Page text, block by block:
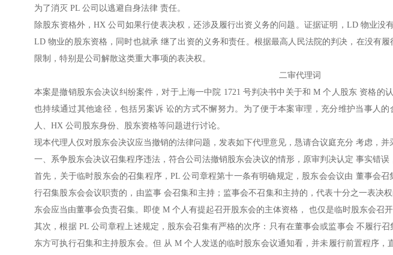
为了消灭 PL 公司以逃避自身法律 责任。
除股东资格外，HX 公司如果行使表决权，还涉及履行出资义务的问题。证据证明，LD 物业没
LD 物业的股东资格，同时也就承 继了出资的义务和责任。根据最高人民法院的判决，在没有
限制，特别是公司解散这类重大事项的表决权。
二审代理词
本案是撤销股东会决议纠纷案件，对于上海一中院 1721 号判决书中关于和 M 个人股东 资格的
也持续通过其他途径，包括另案诉 讼的方式不懈努力。为了便于本案审理，充分维护当事人
人、HX 公司股东身份、股东资格等问题进行讨论。
现本代理人仅对股东会决议应当撤销的法律问题，发表如下代理意见，恳请合议庭充分 考虑，并
一、系争股东会决议召集程序违法，符合公司法撤销股东会决议的情形，原审判决认定 事实错误
首先，关于临时股东会的召集程序，PL 公司章程第十一条有明确规定，股东会会议由 董事会
行召集股东会会议职责的，由监事 会召集和主持；监事会不召集和主持的，代表十分之一表决
东会应当由董事会负责召集。即使 M 个人有提起召开股东会的主体资格， 也仅是临时股东会召
其次，根据 PL 公司章程上述规定，股东会召集有严格的次序：只有在董事会或监事会 不履行
东方可执行召集和主持股东会。但 从 M 个人发送的临时股东会议通知看，并未履行前置程序